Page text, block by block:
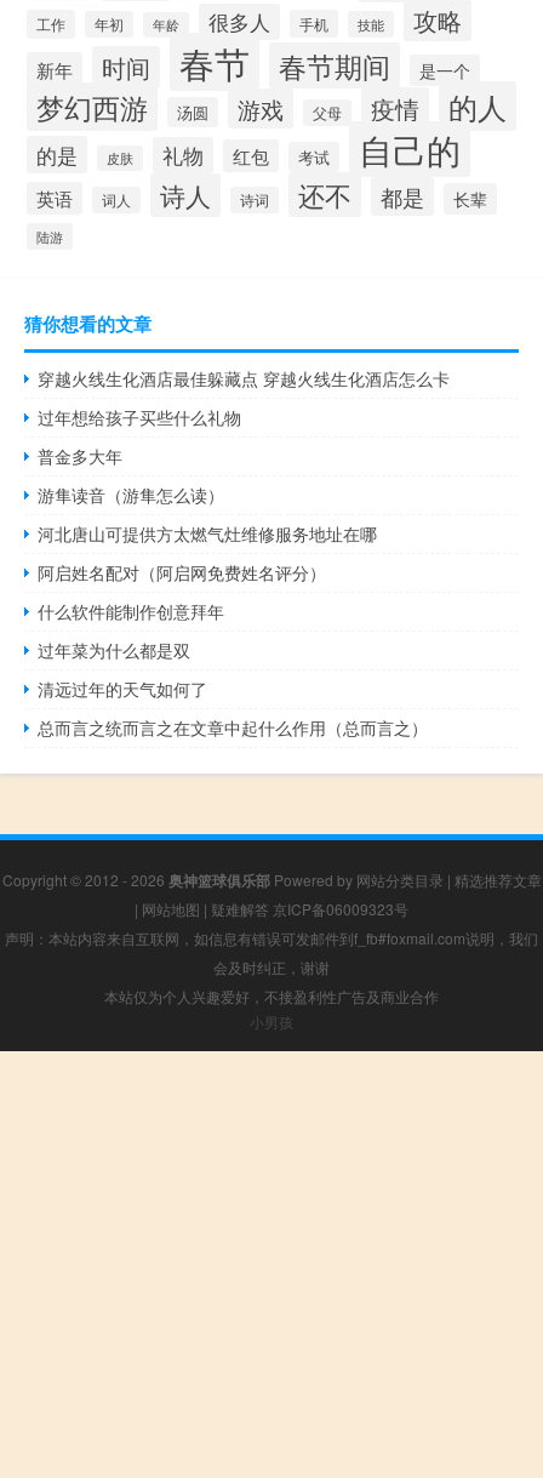
工作 年初 年龄 很多人 手机 技能 攻略
新年 时间 春节 春节期间 是一个
梦幻西游 汤圆 游戏 父母 疫情 的人
的是 皮肤 礼物 红包 考试 自己的
英语 词人 诗人 诗词 还不 都是 长辈
陆游
猜你想看的文章
穿越火线生化酒店最佳躲藏点 穿越火线生化酒店怎么卡
过年想给孩子买些什么礼物
普金多大年
游隼读音（游隼怎么读）
河北唐山可提供方太燃气灶维修服务地址在哪
阿启姓名配对（阿启网免费姓名评分）
什么软件能制作创意拜年
过年菜为什么都是双
清远过年的天气如何了
总而言之统而言之在文章中起什么作用（总而言之）
Copyright © 2012 - 2026 奥神篮球俱乐部Powered by 网站分类目录 | 精选推荐文章
| 网站地图 | 疑难解答 京ICP备06009323号
声明：本站内容来自互联网，如信息有错误可发邮件到f_fb#foxmail.com说明，我们
会及时纠正，谢谢
本站仅为个人兴趣爱好，不接盈利性广告及商业合作
小男孩